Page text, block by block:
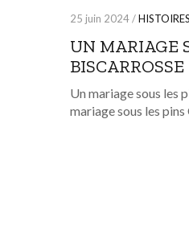
25 juin 2024 /HISTOIRES
UN MARIAGE
BISCARROSSE
Un mariage sous les
mariage sous les pins